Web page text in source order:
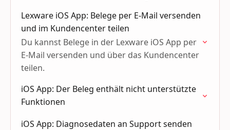
aufrufen.
Lexware iOS App: Belege per E-Mail versenden
und im Kundencenter teilen
Du kannst Belege in der Lexware iOS App per
E-Mail versenden und über das Kundencenter
teilen.
iOS App: Der Beleg enthält nicht unterstützte
Funktionen
iOS App: Diagnosedaten an Support senden